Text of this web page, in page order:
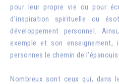
pour leur propre vie ou pour
d’inspiration spirituelle ou
développement personnel.
exemple et son enseignement,
personnes le chemin de
Nombreux sont ceux qui, dans